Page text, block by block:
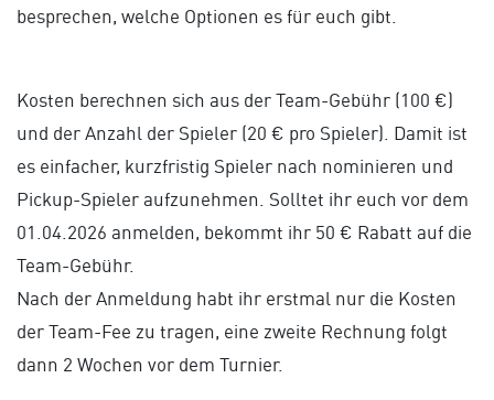
besprechen, welche Optionen es für euch gibt.
Kosten berechnen sich aus der Team-Gebühr (100 €)
und der Anzahl der Spieler (20 € pro Spieler). Damit ist
es einfacher, kurzfristig Spieler nach nominieren und
Pickup-Spieler aufzunehmen. Solltet ihr euch vor dem
01.04.2026 anmelden, bekommt ihr 50 € Rabatt auf die
Team-Gebühr.
Nach der Anmeldung habt ihr erstmal nur die Kosten
der Team-Fee zu tragen, eine zweite Rechnung folgt
dann 2 Wochen vor dem Turnier.